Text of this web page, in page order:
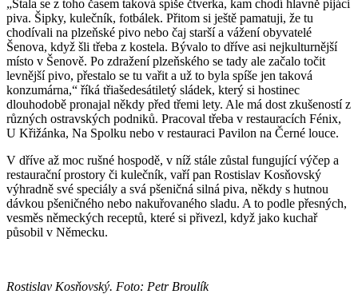
„Stala se z toho časem taková spíše čtverka, kam chodí hlavně pijáci
piva. Šipky, kulečník, fotbálek. Přitom si ještě pamatuji, že tu
chodívali na plzeňské pivo nebo čaj starší a vážení obyvatelé
Šenova, když šli třeba z kostela. Bývalo to dříve asi nejkulturnější
místo v Šenově. Po zdražení plzeňského se tady ale začalo točit
levnější pivo, přestalo se tu vařit a už to byla spíše jen taková
konzumárna,“ říká třiašedesátiletý sládek, který si hostinec
dlouhodobě pronajal někdy před třemi lety. Ale má dost zkušeností z
různých ostravských podniků. Pracoval třeba v restauracích Fénix,
U Křižánka, Na Spolku nebo v restauraci Pavilon na Černé louce.
V dříve až moc rušné hospodě, v níž stále zůstal fungující výčep a
restaurační prostory či kulečník, vaří pan Rostislav Kosňovský
výhradně své speciály a svá pšeničná silná piva, někdy s hutnou
dávkou pšeničného nebo nakuřovaného sladu. A to podle přesných,
vesměs německých receptů, které si přivezl, když jako kuchař
působil v Německu.
Rostislav Kosňovský. Foto: Petr Broulík